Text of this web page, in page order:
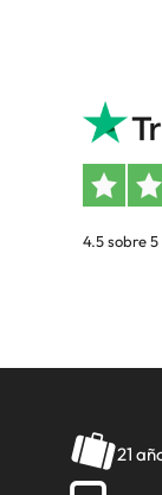
4.5 sobre
21